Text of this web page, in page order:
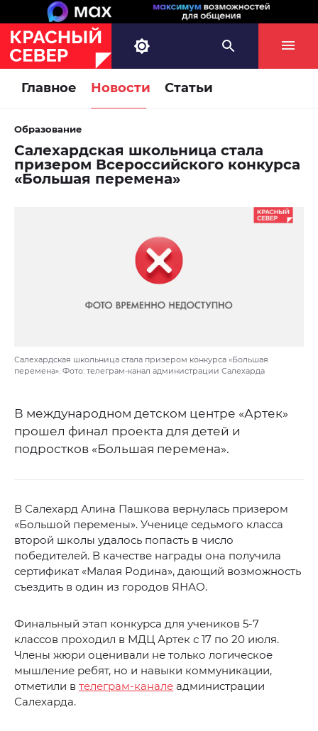
Главное Новости Статьи
Образование
Салехардская школьница стала
призером Всероссийского конкурса
«Большая перемена»
Салехардская школьница стала призером конкурса «Большая
перемена». Фото: телеграм-канал администрации Салехарда
В международном детском центре «Артек»
прошел финал проекта для детей и
подростков «Большая перемена».
В Салехард Алина Пашкова вернулась призером
«Большой перемены». Ученице седьмого класса
второй школы удалось попасть в число
победителей. В качестве награды она получила
сертификат «Малая Родина», дающий возможность
съездить в один из городов ЯНАО.
Финальный этап конкурса для учеников 5-7
классов проходил в МДЦ Артек с 17 по 20 июля.
Члены жюри оценивали не только логическое
мышление ребят, но и навыки коммуникации,
отметили в телеграм-канале администрации
Салехарда.